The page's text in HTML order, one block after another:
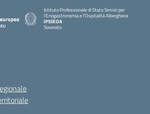
Istituto Professionale di Stato Servizi per
l'Enogastronomia e l'Ospitalità Alberghiera
IPSSEOA
Soverato